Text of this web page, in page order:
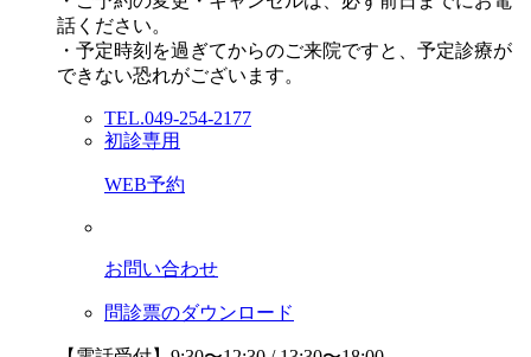
話ください。
・予定時刻を過ぎてからのご来院ですと、予定診療が
できない恐れがございます。
TEL.049-254-2177
初診専用
WEB予約
お問い合わせ
問診票のダウンロード